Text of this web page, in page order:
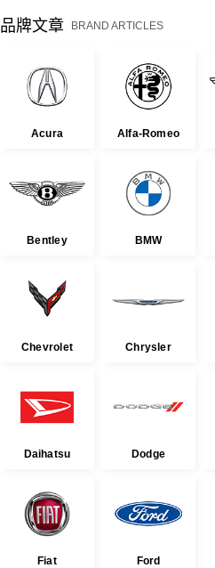
品牌文章 BRAND ARTICLES
Acura Alfa-Romeo
Bentley BMW
Chevrolet Chrysler
Daihatsu Dodge
Fiat Ford